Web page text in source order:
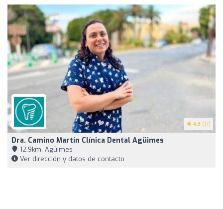
4.3 (17)
Dra. Camino Martín Clínica Dental Agüimes
12,9km, Agüimes
Ver dirección y datos de contacto